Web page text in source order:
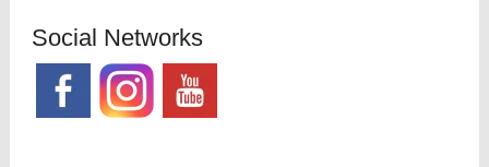
Social Networks